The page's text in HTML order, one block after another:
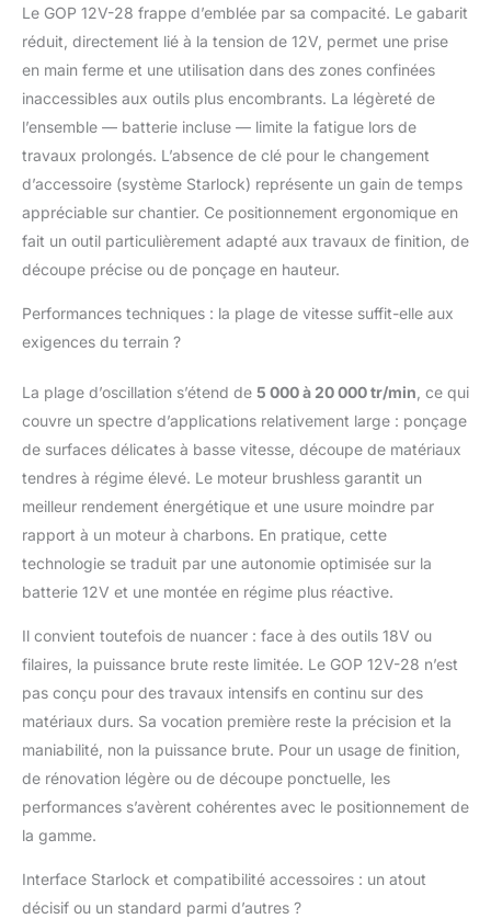
Manipulation facile
grâce au faible poids et
au grand confort
d’utilisation
System. Puissance
compacte. Liberté
totale. Toutes les
batteries sont
compatibles avec les
outils Bosch
Professional nouveaux
même classe de
plongeante BIM
Starlock AIZ 32 APB
Le GOP 12V-28 frappe d’emblée par sa compacité. Le gabarit
réduit, directement lié à la tension de 12V, permet une prise
en main ferme et une utilisation dans des zones confinées
inaccessibles aux outils plus encombrants. La légèreté de
l’ensemble — batterie incluse — limite la fatigue lors de
travaux prolongés. L’absence de clé pour le changement
d’accessoire (système Starlock) représente un gain de temps
appréciable sur chantier. Ce positionnement ergonomique en
fait un outil particulièrement adapté aux travaux de finition, de
découpe précise ou de ponçage en hauteur.
Performances techniques : la plage de vitesse suffit-elle aux
exigences du terrain ?
La plage d’oscillation s’étend de 5 000 à 20 000 tr/min, ce qui
couvre un spectre d’applications relativement large : ponçage
de surfaces délicates à basse vitesse, découpe de matériaux
tendres à régime élevé. Le moteur brushless garantit un
meilleur rendement énergétique et une usure moindre par
rapport à un moteur à charbons. En pratique, cette
technologie se traduit par une autonomie optimisée sur la
batterie 12V et une montée en régime plus réactive.
Il convient toutefois de nuancer : face à des outils 18V ou
filaires, la puissance brute reste limitée. Le GOP 12V-28 n’est
pas conçu pour des travaux intensifs en continu sur des
matériaux durs. Sa vocation première reste la précision et la
maniabilité, non la puissance brute. Pour un usage de finition,
de rénovation légère ou de découpe ponctuelle, les
performances s’avèrent cohérentes avec le positionnement de
la gamme.
Interface Starlock et compatibilité accessoires : un atout
décisif ou un standard parmi d’autres ?